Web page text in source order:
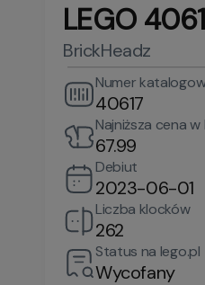
LEGO
BrickHeadz
Numer
40617
Najniższa cena
67.99
Debiut
2023-06-01
Liczba klocków
262
Status na lego.pl
Wycofany